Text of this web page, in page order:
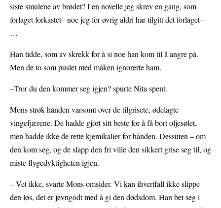
siste smulene av brødet? I en novelle jeg skrev en gang, som
forlaget forkastet– noe jeg for øvrig aldri har tilgitt det forlaget–
…
Han tidde, som av skrekk for å si noe han kom til å angre på.
Men de to som puslet med måken ignorerte ham.
–Tror du den kommer seg igjen? spurte Nita spent.
Mons strøk hånden varsomt over de tilgrisete, ødelagte
vingefjærene. De hadde gjort sitt beste for å få bort oljesølet,
men hadde ikke de rette kjemikalier for hånden. Dessuten – om
den kom seg, og de slapp den fri ville den sikkert grise seg til, og
miste flygedyktigheten igjen.
– Vet ikke, svarte Mons omsider. Vi kan ihvertfall ikke slippe
den løs, det er jevngodt med å gi den dødsdom. Han bet seg i